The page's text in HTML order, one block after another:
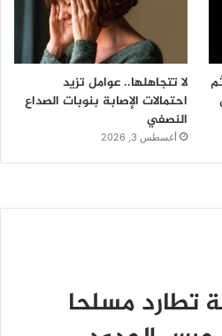
لا تتجاهلها.. عوامل تزيد
احتمالات الإصابة بنوبات الصداع
النصفي
أغسطس 3, 2026